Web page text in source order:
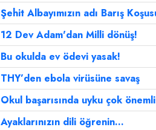
Şehit Albayımızın adı Barış
12 Dev Adam'dan Milli dönüş!
Bu okulda ev ödevi yasak!
THY’den ebola virüsüne savaş
Okul başarısında uyku çok
Ayaklarınızın dili öğrenin...